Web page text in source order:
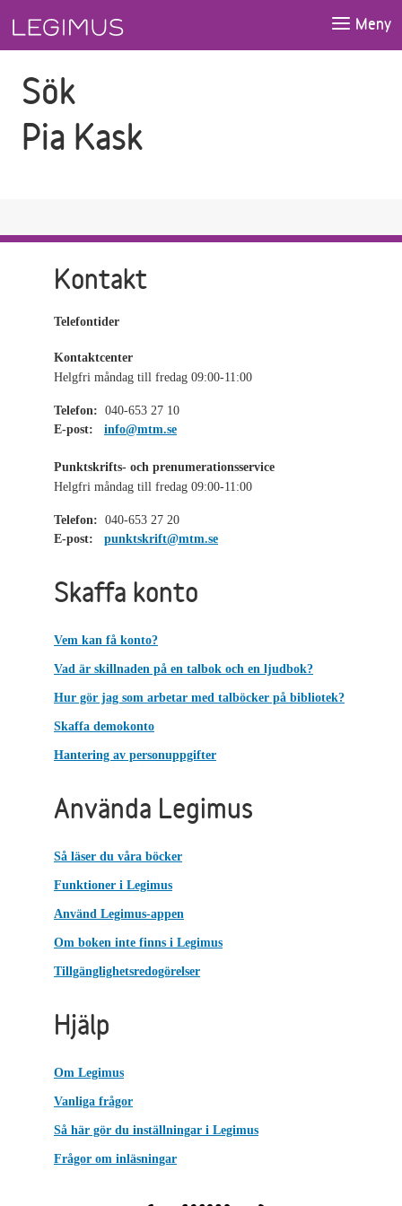
Meny
Sök
Pia Kask
Kontakt
Telefontider
Kontaktcenter
Helgfri måndag till fredag 09:00-11:00
Telefon: 040-653 27 10
E-post:
info@mtm.se
Punktskrifts- och prenumerationsservice
Helgfri måndag till fredag 09:00-11:00
Telefon: 040-653 27 20
E-post:
punktskrift@mtm.se
Skaffa konto
Vem kan få konto?
Vad är skillnaden på en talbok och en ljudbok?
Hur gör jag som arbetar med talböcker på bibliotek?
Skaffa demokonto
Hantering av personuppgifter
Använda Legimus
Så läser du våra böcker
Funktioner i Legimus
Använd Legimus-appen
Om boken inte finns i Legimus
Tillgänglighetsredogörelser
Hjälp
Om Legimus
Vanliga frågor
Så här gör du inställningar i Legimus
Frågor om inläsningar